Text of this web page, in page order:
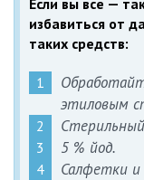
избавиться от
таких средств:
этиловым
5 % йод.
Салфетки